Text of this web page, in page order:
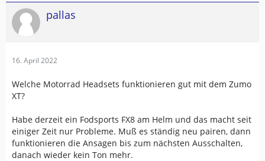
pallas
16. April 2022
Welche Motorrad Headsets funktionieren gut mit dem Zumo
XT?
Habe derzeit ein Fodsports FX8 am Helm und das macht seit
einiger Zeit nur Probleme. Muß es ständig neu pairen, dann
funktionieren die Ansagen bis zum nächsten Ausschalten,
danach wieder kein Ton mehr.